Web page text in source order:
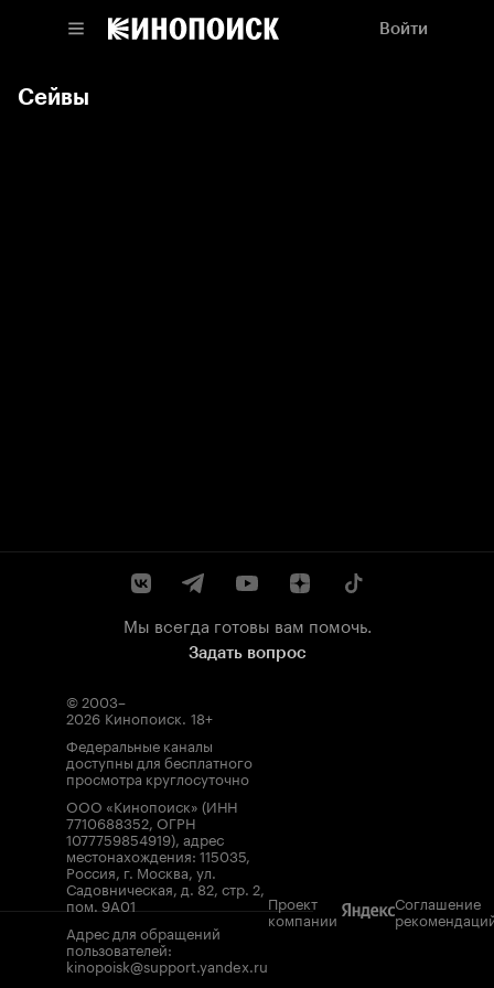
Войти
Сейвы
Мы всегда готовы вам помочь.
Задать вопрос
© 2003–
2026 Кинопоиск. 18+
Федеральные каналы
доступны для бесплатного
просмотра круглосуточно
ООО «Кинопоиск» (ИНН
7710688352, ОГРН
1077759854919), адрес
местонахождения: 115035,
Россия, г. Москва, ул.
Садовническая, д. 82, стр. 2,
пом. 9А01
Адрес для обращений
пользователей:
kinopoisk@support.yandex.ru
Проект
компании
Соглашение